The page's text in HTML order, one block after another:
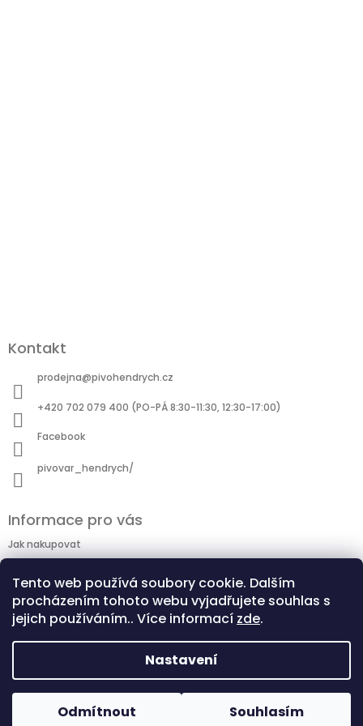
Tento web používá soubory cookie. Dalším
procházením tohoto webu vyjadřujete souhlas s
jejich používáním.. Více informací zde.
Nastavení
Odmítnout Souhlasím
lahví (tyto lze i mixovat). Nevztahuje se na osobní odběr na
Kontakt
prodejna@pivohendrych.cz
+420 702 079 400 (PO-PÁ 8:30-11:30, 12:30-17:00)
Facebook
pivovar_hendrych/
Informace pro vás
Jak nakupovat
Obchodní podmínky
Podmínky ochrany osobních údajů
www.pivohendrych.cz
Vytvořil ShoptetCopyright 2026
eshop Rodinného pivovaru